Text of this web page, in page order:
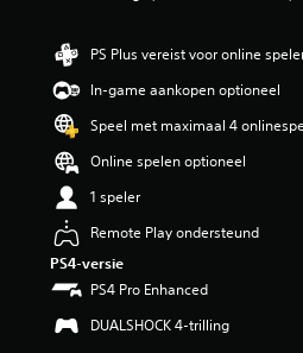
PS Plus vereist voor online
In-game aankopen optioneel
Speel met maximaal 4
Online spelen optioneel
1 speler
Remote Play ondersteund
PS4-versie
PS4 Pro Enhanced
DUALSHOCK 4-trilling